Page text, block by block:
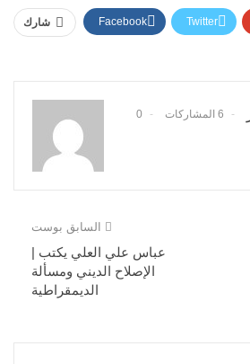
شارك Facebook Twitter
6 المشاركات 0
السابق بوست
عباس علي العلي يكتب |
الإصلاح الديني ومسألة
الديمقراطية